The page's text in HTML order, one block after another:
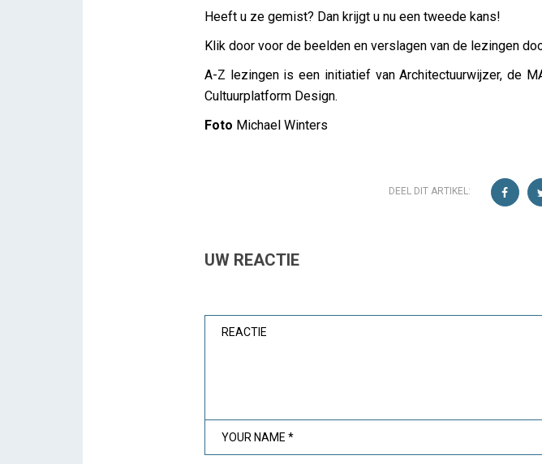
Heeft u ze gemist? Dan krijgt u nu een tweede kans!
Klik door voor de beelden en verslagen van de lezingen
A-Z lezingen is een initiatief van Architectuurwijzer, de
Cultuurplatform Design.
Foto Michael Winters
DEEL DIT ARTIKEL:
UW REACTIE